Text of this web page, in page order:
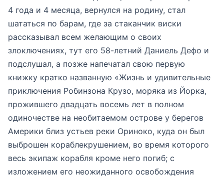
4 года и 4 месяца, вернулся на родину, стал
шататься по барам, где за стаканчик виски
рассказывал всем желающим о своих
злоключениях, тут его 58-летний Даниель Дефо и
подслушал, а позже напечатал свою первую
книжку кратко названную «Жизнь и удивительные
приключения Робинзона Крузо, моряка из Йорка,
прожившего двадцать восемь лет в полном
одиночестве на необитаемом острове у берегов
Америки близ устьев реки Ориноко, куда он был
выброшен кораблекрушением, во время которого
весь экипаж корабля кроме него погиб; с
изложением его неожиданного освобождения